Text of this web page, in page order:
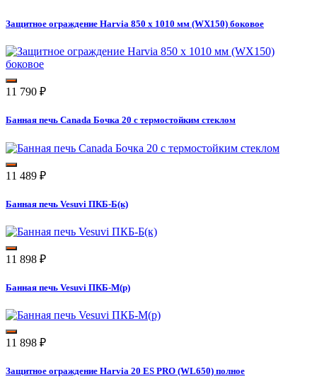
Защитное ограждение Harvia 850 x 1010 мм (WX150) боковое
11 790 ₽
Банная печь Canada Бочка 20 с термостойким стеклом
11 489 ₽
Банная печь Vesuvi ПКБ-Б(к)
11 898 ₽
Банная печь Vesuvi ПКБ-М(р)
11 898 ₽
Защитное ограждение Harvia 20 ES PRO (WL650) полное